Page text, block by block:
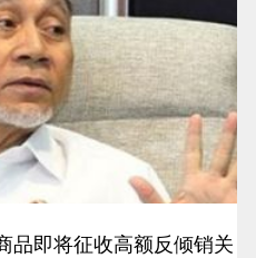
品即将征收高额反倾销关